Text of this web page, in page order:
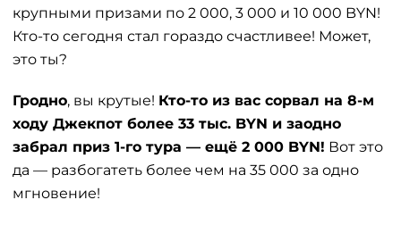
крупными призами по 2 000, 3 000 и 10 000 BYN!
Кто-то сегодня стал гораздо счастливее! Может,
это ты?
Гродно, вы крутые! Кто-то из вас сорвал на 8-м
ходу Джекпот более 33 тыс. BYN и заодно
забрал приз 1-го тура — ещё 2 000 BYN! Вот это
да — разбогатеть более чем на 35 000 за одно
мгновение!